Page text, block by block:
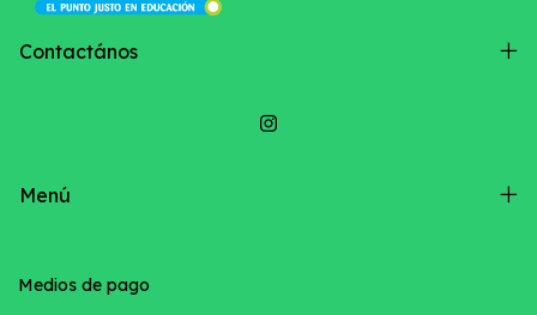
Contactános
Menú
Medios de pago